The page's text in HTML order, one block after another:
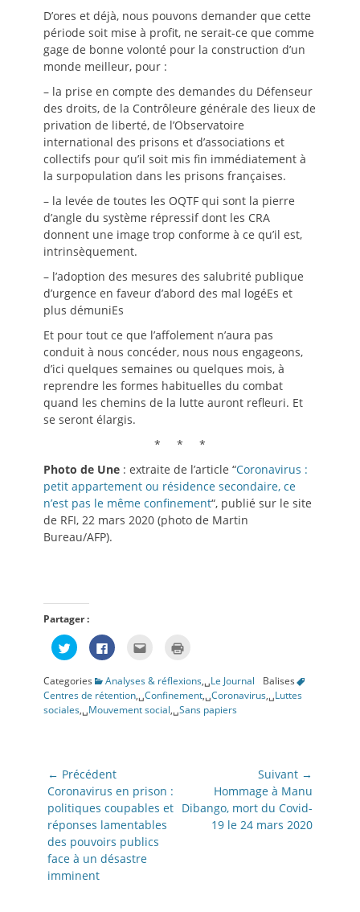
D’ores et déjà, nous pouvons demander que cette
période soit mise à profit, ne serait-ce que comme
gage de bonne volonté pour la construction d’un
monde meilleur, pour :
– la prise en compte des demandes du Défenseur
des droits, de la Contrôleure générale des lieux de
privation de liberté, de l’Observatoire
international des prisons et d’associations et
collectifs pour qu’il soit mis fin immédiatement à
la surpopulation dans les prisons françaises.
– la levée de toutes les OQTF qui sont la pierre
d’angle du système répressif dont les CRA
donnent une image trop conforme à ce qu’il est,
intrinsèquement.
– l’adoption des mesures des salubrité publique
d’urgence en faveur d’abord des mal logéEs et
plus démuniEs
Et pour tout ce que l’affolement n’aura pas
conduit à nous concéder, nous nous engageons,
d’ici quelques semaines ou quelques mois, à
reprendre les formes habituelles du combat
quand les chemins de la lutte auront refleuri. Et
se seront élargis.
* * *
Photo de Une : extraite de l’article “Coronavirus :
petit appartement ou résidence secondaire, ce
n’est pas le même confinement“, publié sur le site
de RFI, 22 mars 2020 (photo de Martin
Bureau/AFP).
Partager :
Cliquez
pour
partager
Twitter(ouvre
dans
une
nouvelle
Cliquez
pour
Facebook(ouvre
dans
une
nouvelle
Cliquez
e-
mail
à
un
une
nouvelle
fenêtre)
Categories Analyses & réflexions,␣Le Journal
Balises
Centres de rétention,␣Confinement,␣Coronavirus,␣Luttes
sociales,␣Mouvement social,␣Sans papiers
Navigation
de
l’article
← Précédent
Article
précédent:
Coronavirus en prison :
politiques coupables et
réponses lamentables
des pouvoirs publics
face à un désastre
imminent
Suivant →
suivant:
Hommage à Manu
Dibango, mort du Covid-
19 le 24 mars 2020